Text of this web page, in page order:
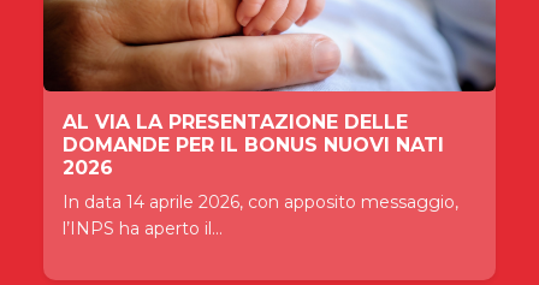
AL VIA LA PRESENTAZIONE DELLE
DOMANDE PER IL BONUS NUOVI NATI
2026
In data 14 aprile 2026, con apposito messaggio,
l’INPS ha aperto il...